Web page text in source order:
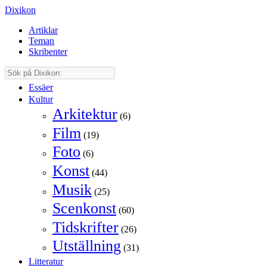
Dixikon
Artiklar
Teman
Skribenter
Essäer
Kultur
Arkitektur (6)
Film (19)
Foto (6)
Konst (44)
Musik (25)
Scenkonst (60)
Tidskrifter (26)
Utställning (31)
Litteratur